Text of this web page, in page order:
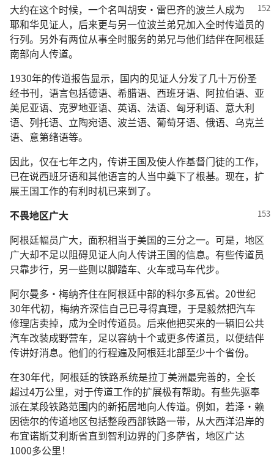
大约在这个时候，一个名叫胡安·雷巴齐的波兰人成为
耶和华见证人，后来更与另一位波兰弟兄加入全时传道员的
行列。另外有两位从事全时服务的弟兄与他们结伴在阿根廷
南部向人传道。
1930年的传道报告显示，国内的见证人分发了几十万份圣
经书刊，语言包括德语、希腊语、西班牙语、阿拉伯语、亚
美尼亚语、克罗地亚语、英语、法语、匈牙利语、意大利
语、列托语、立陶宛语、波兰语、葡萄牙语、俄语、乌克兰
语、意第绪语等。
因此，仅在七年之内，传讲王国及使人作基督门徒的工作，
已在说西班牙语和其他语言的人当中奠下了根基。现在，扩
展王国工作的有利时机已来到了。
不畏地区广大
阿根廷幅员广大，面积相当于美国的三分之一。可是，地区
广大却不足以阻碍见证人向人传讲王国的信息。有些传道员
只靠步行，另一些则以脚踏车、火车或马车代步。
阿尔曼多·梅纳齐住在阿根廷中部的科尔多瓦省。20世纪
30年代初，梅纳齐深信自己已寻得真理，于是毅然把汽车
修理店卖掉，成为全时传道员。后来他把买来的一辆旧公共
汽车改装成野营车，足以容纳十个或更多传道员，以便结伴
传讲好消息。他们的行程遍及阿根廷北部至少十个省份。
在30年代，阿根廷的铁路系统是拉丁美洲最完善的，全长
超过4万公里，对于传道工作的扩展极有帮助。有些先驱奉
派在某段铁路范围内的新拓居地向人传道。例如，若泽·赖
因德尔的传道地区包括整段西部铁路一带，从大西洋沿岸的
布宜诺斯艾利斯省直到智利边界的门多萨省，地区广达
1000多公里！